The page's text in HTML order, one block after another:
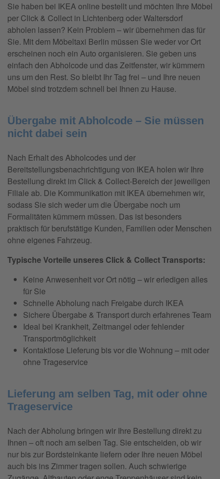
Sie haben bei IKEA online bestellt und möchten Ihre Möbel
per Click & Collect in Lichtenberg oder Waltersdorf
abholen lassen? Kein Problem – wir übernehmen das für
Sie. Mit dem Möbeltaxi Berlin müssen Sie weder vor Ort
erscheinen noch ein Auto organisieren. Sie geben uns
einfach den Abholcode und das Zeitfenster, wir kümmern
uns um den Rest. So bleibt Ihr Tag frei – und Ihre neuen
Möbel sind trotzdem schnell bei Ihnen zu Hause.
Übergabe mit Abholcode – Sie müssen
nicht dabei sein
Nach Erhalt des Abholcodes und der
Bereitstellungsbenachrichtigung von IKEA holen wir Ihre
Bestellung direkt im Click & Collect-Bereich der jeweiligen
Filiale ab. Die Kommunikation mit IKEA übernehmen wir,
sodass Sie sich weder um die Übergabe noch um
Formalitäten kümmern müssen. Das ist besonders
praktisch für berufstätige Kunden, Familien oder Menschen
ohne eigenes Fahrzeug.
Typische Vorteile unseres Click & Collect Transports:
Keine Anwesenheit vor Ort nötig – wir erledigen alles
für Sie
Schnelle Abholung nach Freigabe durch IKEA
Sichere Übergabe & Transport durch erfahrenes Team
Ideal bei Krankheit, Zeitmangel oder fehlender
Transportmöglichkeit
Kontaktlose Lieferung bis vor die Wohnung – mit oder
ohne Trageservice
Lieferung am selben Tag, mit oder ohne
Trageservice
Nach der Abholung bringen wir Ihre Bestellung direkt zu
Ihnen – oft noch am selben Tag. Sie entscheiden, ob wir
nur bis zur Bordsteinkante liefern oder Ihre neuen Möbel
auch bis ins Zimmer tragen sollen. Auch schwierige